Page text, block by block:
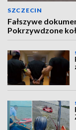
SZCZECIN
Fałszywe
Pokrzywdzone